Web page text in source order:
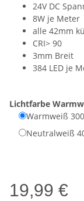
24V DC
8W je Meter
alle 42mm
CRI> 90
3mm Breit
384 LED je
Lichtfarbe
Warmweiß
Neutralweiß
19,99 €